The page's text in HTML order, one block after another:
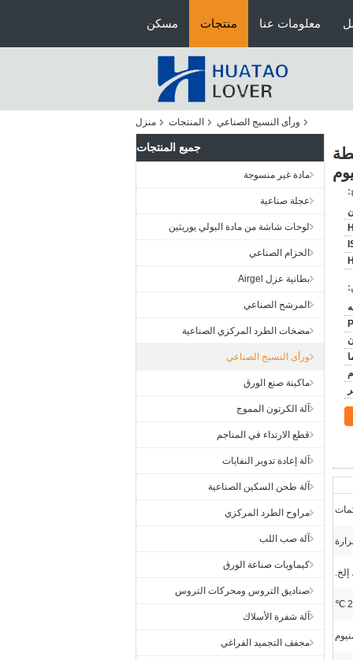
مسكن منتجات معلومات عنا
منزل المنتجات ورأى النسيج الصناعي
جميع المنتجات
مادة غير منسوجة
عجلة صناعية
لوحات شاشة من مادة البولي يوريثين
الحزام الصناعي
بطانية عزل Airgel
المرشح الصناعي
مضخات الطرد المركزي الصناعية
ورأى النسيج الصناعي
ماكينة صنع الورق
آلة الكرتون المموج
قطع الارتداء في المناجم
آلة إعادة تدوير النفايات
آلة طحن السكين الصناعية
مراوح الطرد المركزي
آلة صب اللب
كيماويات صناعة الورق
صناديق التروس ومحركات التروس
آلة شفرة الأسلاك
مجفف التجميد الفراغي